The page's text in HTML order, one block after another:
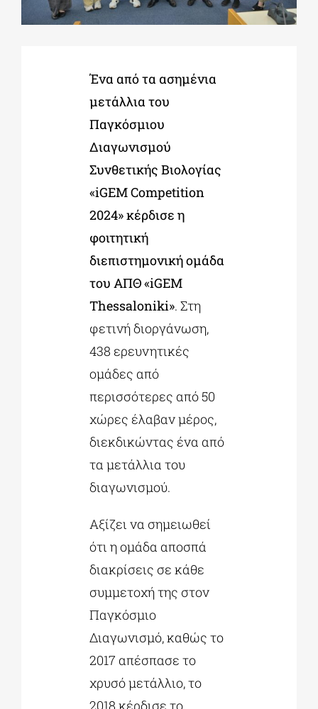
Ένα από τα ασημένια
μετάλλια του
Παγκόσμιου
Διαγωνισμού
Συνθετικής Βιολογίας
«iGEM Competition
2024» κέρδισε η
φοιτητική
διεπιστημονική ομάδα
του ΑΠΘ «iGEM
Thessaloniki». Στη
φετινή διοργάνωση,
438 ερευνητικές
ομάδες από
περισσότερες από 50
χώρες έλαβαν μέρος,
διεκδικώντας ένα από
τα μετάλλια του
διαγωνισμού.
Αξίζει να σημειωθεί
ότι η ομάδα αποσπά
διακρίσεις σε κάθε
συμμετοχή της στον
Παγκόσμιο
Διαγωνισμό, καθώς το
2017 απέσπασε το
χρυσό μετάλλιο, το